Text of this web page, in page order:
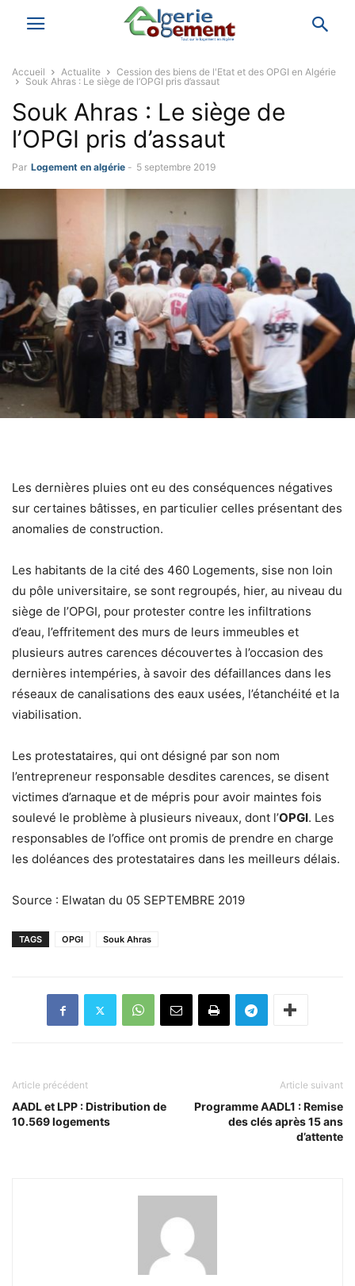
Accueil Actualite
Cession des biens de l'Etat et des OPGI en Algérie
Souk Ahras : Le siège de l’OPGI pris d’assaut
Souk Ahras : Le siège de
l’OPGI pris d’assaut
Par Logement en algérie - 5 septembre 2019
Les dernières pluies ont eu des conséquences négatives
sur certaines bâtisses, en particulier celles présentant des
anomalies de construction.
Les habitants de la cité des 460 Logements, sise non loin
du pôle universitaire, se sont regroupés, hier, au niveau du
siège de l’OPGI, pour protester contre les infiltrations
d’eau, l’effritement des murs de leurs immeubles et
plusieurs autres carences découvertes à l’occasion des
dernières intempéries, à savoir des défaillances dans les
réseaux de canalisations des eaux usées, l’étanchéité et la
viabilisation.
Les protestataires, qui ont désigné par son nom
l’entrepreneur responsable desdites carences, se disent
victimes d’arnaque et de mépris pour avoir maintes fois
soulevé le problème à plusieurs niveaux, dont l’OPGI. Les
responsables de l’office ont promis de prendre en charge
les doléances des protestataires dans les meilleurs délais.
Source : Elwatan du 05 SEPTEMBRE 2019
TAGS OPGI Souk Ahras
Article précédent
AADL et LPP : Distribution de
10.569 logements
Article suivant
Programme AADL1 : Remise
des clés après 15 ans
d’attente